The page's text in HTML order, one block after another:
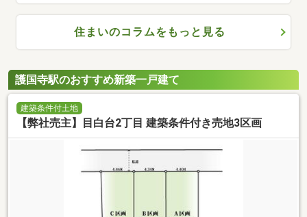
住まいのコラムをもっと見る
護国寺駅のおすすめ新築一戸建て
建築条件付土地
【弊社売主】目白台2丁目 建築条件付き売地3区画